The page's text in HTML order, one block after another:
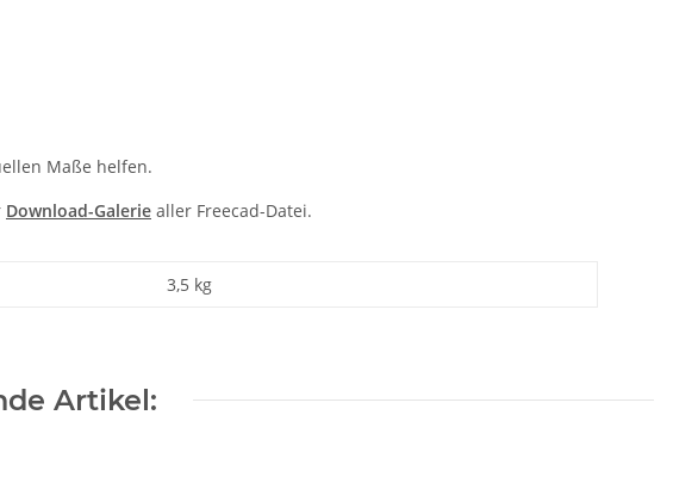
Maße helfen.
Download-Galerie aller Freecad-Datei.
3,5 kg
Artikel: